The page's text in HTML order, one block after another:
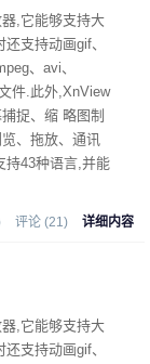
,它能够支持大
支持动画gif、
、avi、
件.此外,XnView
捉、缩 略图制
、拖放、通讯
持43种语言,并能
评论 (21) 详细内容
,它能够支持大
支持动画gif、